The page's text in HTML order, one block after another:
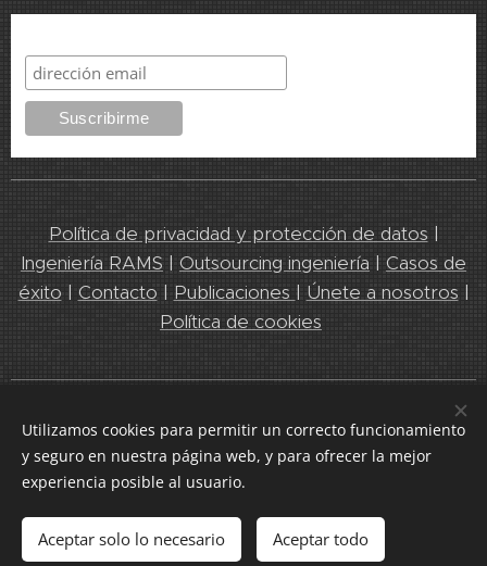
Política de privacidad y protección de datos |
Ingeniería RAMS | Outsourcing ingeniería | Casos de
éxito | Contacto | Publicaciones | Únete a nosotros |
Política de cookies
Leedeo Engineering 2025. Líderes en servicios de Ingeniería y
RAMS
Cookies
Idiomas
English
Utilizamos cookies para permitir un correcto funcionamiento
y seguro en nuestra página web, y para ofrecer la mejor
experiencia posible al usuario.
Aceptar solo lo necesario Aceptar todo